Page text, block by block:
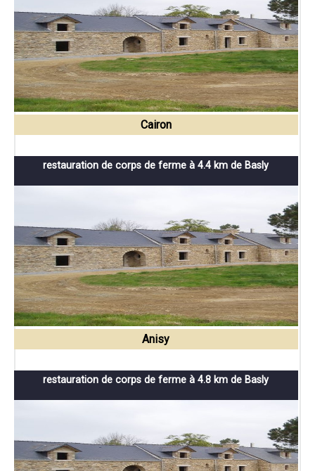
Cairon
restauration de corps de ferme à 4.4 km de Basly
Anisy
restauration de corps de ferme à 4.8 km de Basly